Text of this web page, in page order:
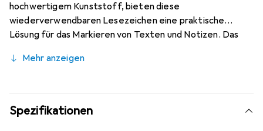
hochwertigem Kunststoff, bieten diese
wiederverwendbaren Lesezeichen eine praktische
Lösung für das Markieren von Texten und Notizen. Das
Muster zehn Lesezeichen enthält, die in einer bunten
nur funktional, sondern bringen auch eine kreative Note in
den Arbeitsbereich. Sie sind leicht anzubringen und zu
entfernen, ohne Rückstände zu hinterlassen, was sie zu
Mehr anzeigen
Spezifikationen